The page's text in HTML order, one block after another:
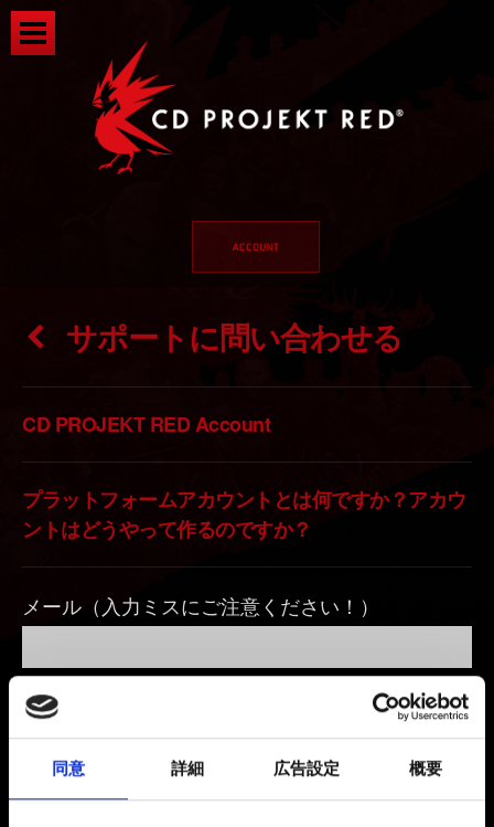
同意 詳細 広告設定 概要
サポートに問い合わせる
CD PROJEKT RED Account
プラットフォームアカウントとは何ですか？アカウ
ントはどうやって作るのですか？
メール（入力ミスにご注意ください！）
発生している問題の詳細